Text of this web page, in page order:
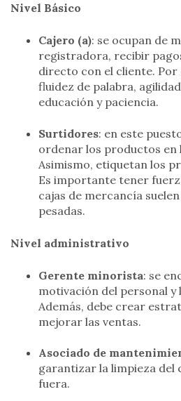
Nivel Básico
Cajero (a): se ocupan de
registradora, recibir
directo con el cliente.
fluidez de palabra,
educación y paciencia.
Surtidores: en este
ordenar los productos en
Asimismo, etiquetan los
Es importante tener
cajas de mercancía
pesadas.
Nivel administrativo
Gerente minorista: se
motivación del personal y
Además, debe crear
mejorar las ventas.
Asociado de
garantizar la limpieza del
fuera.